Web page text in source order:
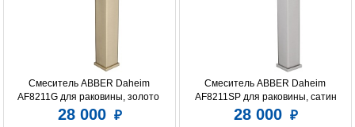
Смеситель ABBER Daheim
AF8211G для раковины, золото
матовое
28 000
Смеситель ABBER Daheim
AF8211SP для раковины, сатин
28 000